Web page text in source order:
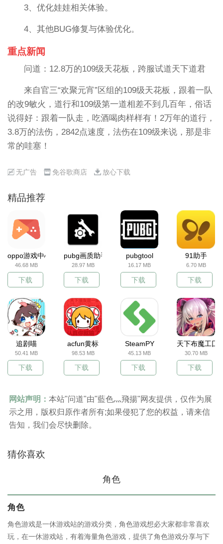
3、优化娃娃相关体验。
4、其他BUG修复与体验优化。
重点新闻
问道：12.8万的109级天花板，跨服试道天下道君
来自官三“欢聚元宵”区组的109级天花板，跟着一队
的改9敏火，道行和109级第一道相差不到几百年，俗话
说得好：跟着一队走，吃酒喝肉样样有！2万年的道行，
3.8万的法伤，2842点速度，法伤在109级来说，那是非
常的哇塞！
无广告 免谷歌商店 放心下载
精品推荐
oppo游戏中心
46.68 MB
下载
pubg画质助手
28.97 MB
下载
pubgtool
16.17 MB
下载
91助手
6.70 MB
下载
追剧喵
50.41 MB
下载
acfun黄标
98.53 MB
下载
SteamPY
45.13 MB
下载
天下布魔工囗
30.70 MB
下载
网站声明： 本站"问道"由"藍色灬飛揚"网友提供，仅作为展
示之用，版权归原作者所有;如果侵犯了您的权益，请来信
告知，我们会尽快删除。
猜你喜欢
角色
角色
角色游戏是一休游戏站的游戏分类，角色游戏想必大家都非常喜欢
玩，在一休游戏站，有着海量角色游戏，提供了角色游戏分享与下